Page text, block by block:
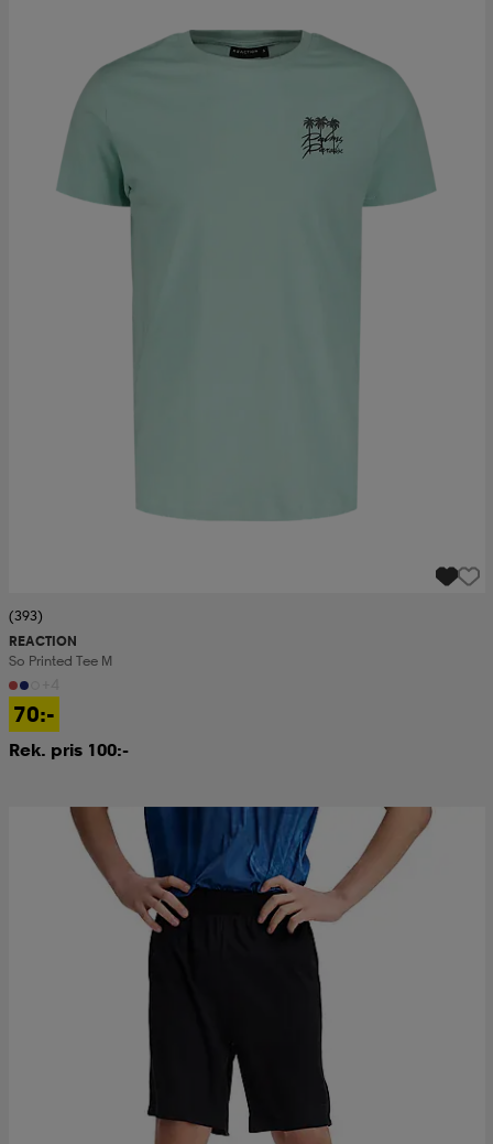
(393)
REACTION
So Printed Tee M
70:-
Rek. pris 100:-